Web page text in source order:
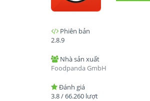
Phiên bản
2.8.9
Nhà sản xuất
Foodpanda GmbH
Đánh giá
3.8/66.260 lượt